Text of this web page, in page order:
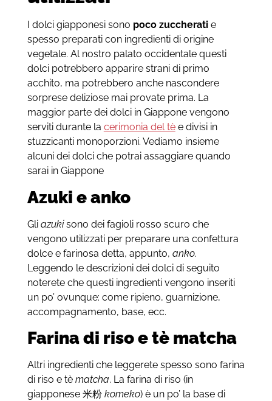
I dolci giapponesi sono poco zuccherati e
spesso preparati con ingredienti di origine
vegetale. Al nostro palato occidentale questi
dolci potrebbero apparire strani di primo
acchito, ma potrebbero anche nascondere
sorprese deliziose mai provate prima. La
maggior parte dei dolci in Giappone vengono
serviti durante la cerimonia del tèe divisi in
stuzzicanti monoporzioni. Vediamo insieme
alcuni dei dolci che potrai assaggiare quando
sarai in Giappone
Azuki e anko
Gli azukisono dei fagioli rosso scuro che
vengono utilizzati per preparare una confettura
dolce e farinosa detta, appunto, anko.
Leggendo le descrizioni dei dolci di seguito
noterete che questi ingredienti vengono inseriti
un po’ ovunque: come ripieno, guarnizione,
accompagnamento, base, ecc.
Farina di riso e tè matcha
Altri ingredienti che leggerete spesso sono farina
di riso e tè matcha. La farina di riso (in
giapponese 米粉 komeko) è un po’ la base di